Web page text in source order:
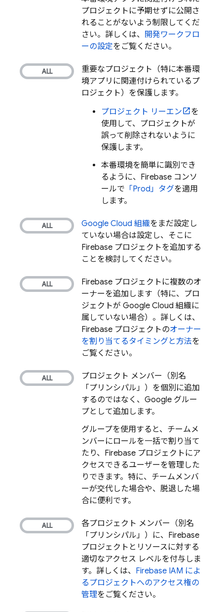
プロジェクトに予期せずに公開さ
れることがないよう制限してくだ
さい。詳しくは、 開発ワークフロ
ーの設定をご覧ください。
重要なプロジェクト（特に本番環
境アプリに関連付けられているプ
ロジェクト）を保護します。
プロジェクト リーエン
を
使用して、プロジェクトが
誤って削除されないように
保護します。
本番環境を簡単に識別でき
るように、 Firebase コンソ
ールで 「Prod」タグを適用
します。
Google Cloud 組織をまだ設定し
ていない場合は設定し、そこに
Firebase プロジェクトを追加する
ことを検討してください。
Firebase プロジェクトに複数のオ
ーナーを追加します（特に、プロ
ジェクトが Google Cloud 組織に
属していない場合）。詳しくは、
Firebase プロジェクトのオーナー
を割り当てるタイミングと方法を
ご覧ください。
プロジェクト メンバー（別名
「プリンシパル」）を個別に追加
するのではなく、Google グルー
プとして追加します。
グループを使用すると、チームメ
ンバーにロールを一括で割り当て
たり、Firebase プロジェクトにア
クセスできるユーザーを管理した
りできます。特に、チームメンバ
ーが交代した場合や、脱退した場
合に便利です。
各プロジェクト メンバー（別名
「プリンシパル」）に、Firebase
プロジェクトとリソースに対する
適切なアクセス レベルを付与しま
す。詳しくは、 Firebase IAM によ
るプロジェクトへのアクセス権の
管理をご覧ください。